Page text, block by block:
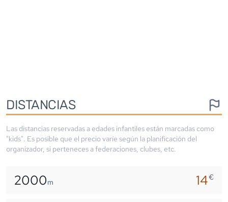
DISTANCIAS
Las distancias reservadas a edades infantiles están marcadas como
"kids". Es posible que el precio varíe según la planificación del
organizador, si perteneces a federaciones, clubes, etc.
2000m 14€